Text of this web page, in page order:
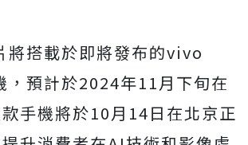
將搭載於即將發布的vivo
，預計於2024年11月下旬在
手機將於10月14日在北京正